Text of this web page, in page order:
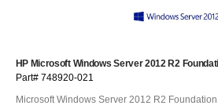
HP Microsoft Windows Server 2012 R2
Part# 748920-021
Microsoft Windows Server 2012 R2